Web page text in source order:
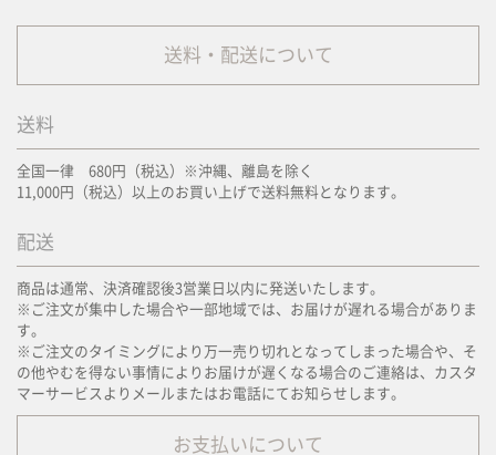
送料・配送について
送料
全国一律 680円（税込）※沖縄、離島を除く
11,000円（税込）以上のお買い上げで送料無料となります。
配送
商品は通常、決済確認後3営業日以内に発送いたします。
※ご注文が集中した場合や一部地域では、お届けが遅れる場合がありま
す。
※ご注文のタイミングにより万一売り切れとなってしまった場合や、そ
の他やむを得ない事情によりお届けが遅くなる場合のご連絡は、カスタ
マーサービスよりメールまたはお電話にてお知らせします。
お支払いについて